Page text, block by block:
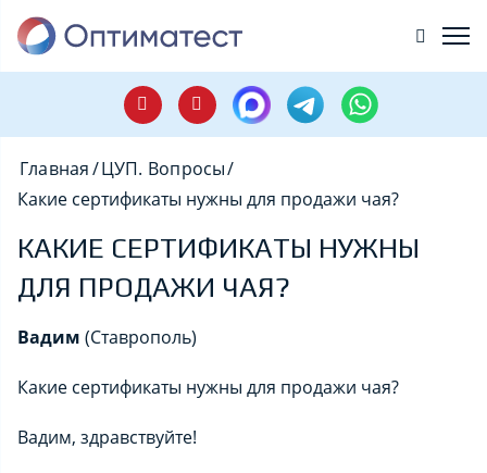
Главная/ЦУП. Вопросы/
Какие сертификаты нужны для продажи чая?
КАКИЕ СЕРТИФИКАТЫ НУЖНЫ
ДЛЯ ПРОДАЖИ ЧАЯ?
Вадим (Ставрополь)
Какие сертификаты нужны для продажи чая?
Вадим, здравствуйте!